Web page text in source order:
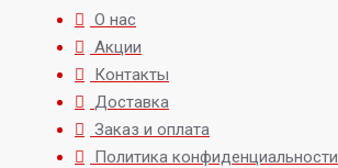
О нас
Акции
Контакты
Доставка
Заказ и оплата
Политика конфиденциальности